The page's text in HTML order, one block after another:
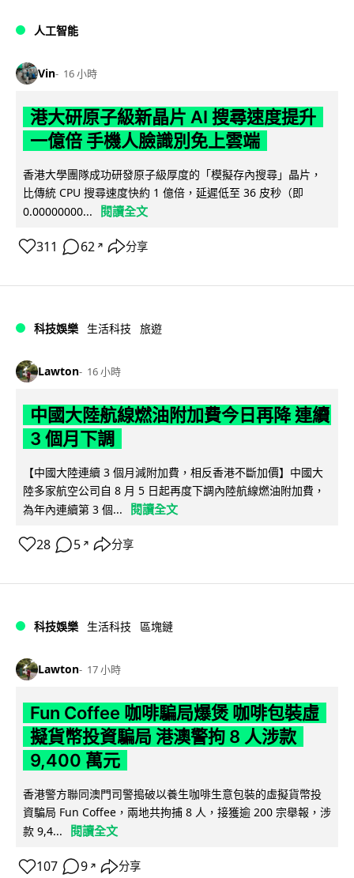
人工智能
Vin 16 小時
港大研原子級新晶片 AI 搜尋速度提升
一億倍 手機人臉識別免上雲端
香港大學團隊成功研發原子級厚度的「模擬存內搜尋」晶片，
比傳統 CPU 搜尋速度快約 1 億倍，延遲低至 36 皮秒（即
0.00000000...
閱讀全文
311 62 ↗ 分享
科技娛樂 生活科技 旅遊
Lawton 16 小時
中國大陸航線燃油附加費今日再降 連續
3 個月下調
【中國大陸連續 3 個月減附加費，相反香港不斷加價】中國大
陸多家航空公司自 8 月 5 日起再度下調內陸航線燃油附加費，
為年內連續第 3 個...
閱讀全文
28 5 ↗ 分享
科技娛樂 生活科技 區塊鏈
Lawton 17 小時
Fun Coffee 咖啡騙局爆煲 咖啡包裝虛
擬貨幣投資騙局 港澳警拘 8 人涉款
9,400 萬元
香港警方聯同澳門司警搗破以養生咖啡生意包裝的虛擬貨幣投
資騙局 Fun Coffee，兩地共拘捕 8 人，接獲逾 200 宗舉報，涉
款 9,4...
閱讀全文
107 9 ↗ 分享